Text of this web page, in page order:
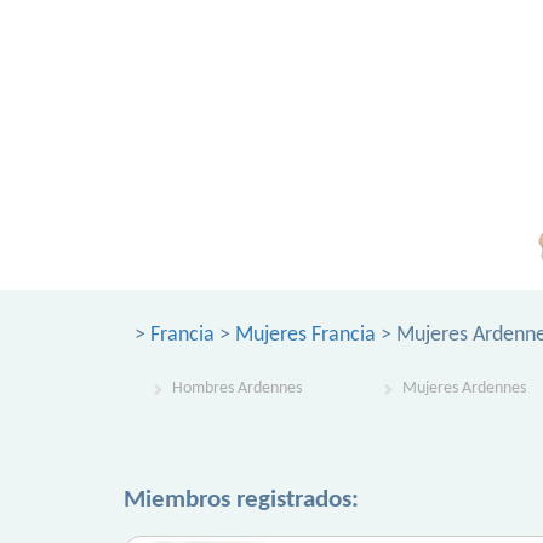
> Francia > Mujeres Francia > Mujeres
Hombres Ardennes Mujeres Ardennes
Miembros registrados: